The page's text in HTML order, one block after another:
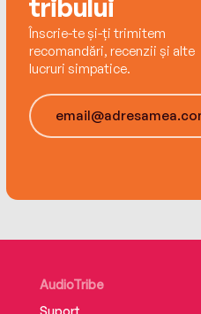
tribului
Înscrie-te și-ți trimitem
recomandări, recenzii și alte
lucruri simpatice.
AudioTribe
Suport